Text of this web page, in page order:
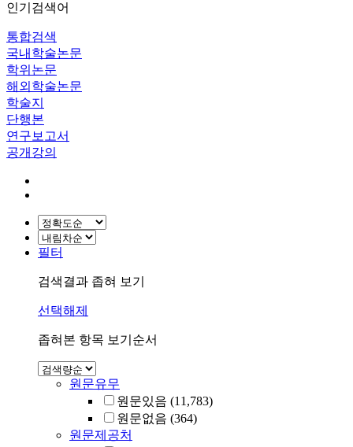
인기검색어
통합검색
국내학술논문
학위논문
해외학술논문
학술지
단행본
연구보고서
공개강의
필터
검색결과 좁혀 보기
선택해제
좁혀본 항목 보기순서
원문유무
원문있음 (11,783)
원문없음 (364)
원문제공처